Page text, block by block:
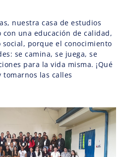
nuestra casa de estudios
una educación de calidad,
porque el conocimiento
se camina, se juega, se
para la vida misma. ¡Qué
las calles